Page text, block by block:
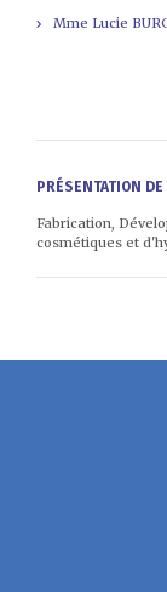
Mme Lucie
PRÉSENTATION
Fabrication,
cosmétiques et